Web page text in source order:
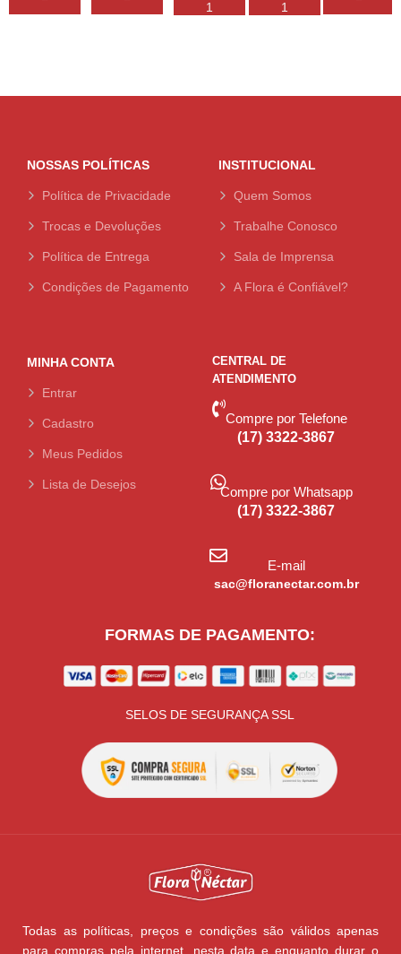
NOSSAS POLÍTICAS
Política de Privacidade
Trocas e Devoluções
Política de Entrega
Condições de Pagamento
INSTITUCIONAL
Quem Somos
Trabalhe Conosco
Sala de Imprensa
A Flora é Confiável?
MINHA CONTA
Entrar
Cadastro
Meus Pedidos
Lista de Desejos
CENTRAL DE
ATENDIMENTO
Compre por Telefone
(17) 3322-3867
Compre por Whatsapp
(17) 3322-3867
E-mail
sac@floranectar.com.br
FORMAS DE PAGAMENTO:
SELOS DE SEGURANÇA SSL
Todas as políticas, preços e condições são válidos apenas
para compras pela internet, nesta data e enquanto durar o